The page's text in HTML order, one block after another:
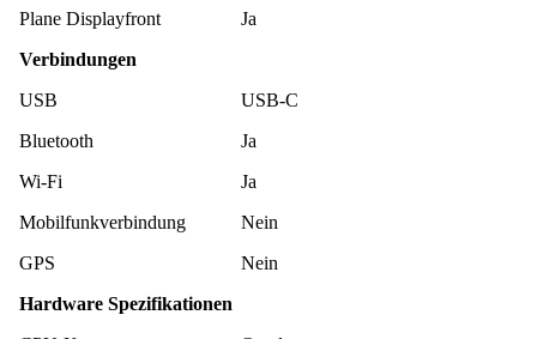
Plane Displayfront
Ja
Verbindungen
USB
USB-C
Bluetooth
Ja
Wi-Fi
Ja
Mobilfunkverbindung
Nein
GPS
Nein
Hardware Spezifikationen